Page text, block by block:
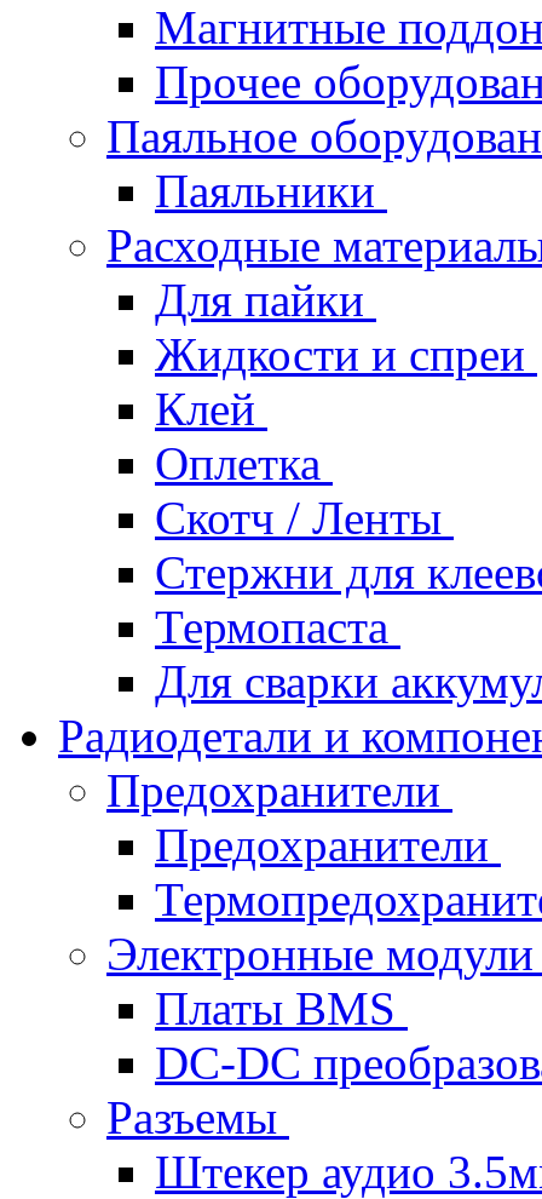
Магнитные
Прочее
Паяльное
Паяльники
Расходные
Для пайки
Жидкости и спреи
Клей
Оплетка
Скотч / Ленты
Стержни для
Термопаста
Для сварки
Радиодетали и
Предохранители
Предохранители
Электронные
Платы BMS
DC-DC
Разъемы
Штекер аудио